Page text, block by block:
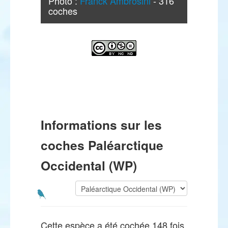
coches
Informations sur les
coches Paléarctique
Occidental (WP)
Cette espèce a été cochée 148 fois.